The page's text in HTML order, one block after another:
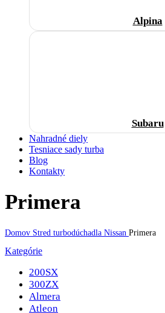
Alpina
Subaru
Nahradné diely
Tesniace sady turba
Blog
Kontakty
Primera
Domov Stred turbodúchadla Nissan Primera
Kategórie
200SX
300ZX
Almera
Atleon